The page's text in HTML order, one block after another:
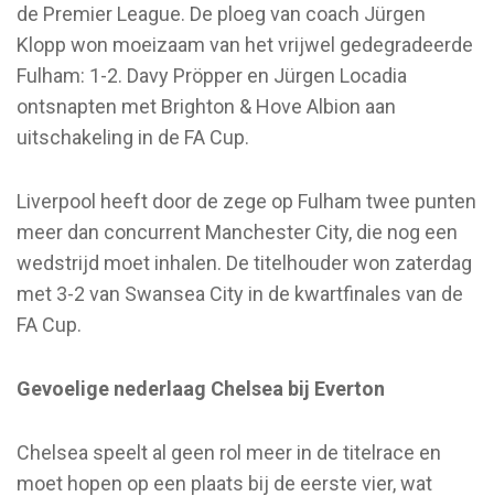
de Premier League. De ploeg van coach Jürgen
Klopp won moeizaam van het vrijwel gedegradeerde
Fulham: 1-2. Davy Pröpper en Jürgen Locadia
ontsnapten met Brighton & Hove Albion aan
uitschakeling in de FA Cup.
Liverpool heeft door de zege op Fulham twee punten
meer dan concurrent Manchester City, die nog een
wedstrijd moet inhalen. De titelhouder won zaterdag
met 3-2 van Swansea City in de kwartfinales van de
FA Cup.
Gevoelige nederlaag Chelsea bij Everton
Chelsea speelt al geen rol meer in de titelrace en
moet hopen op een plaats bij de eerste vier, wat